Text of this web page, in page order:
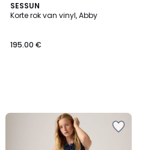
SESSUN
Korte rok van vinyl, Abby
195.00 €